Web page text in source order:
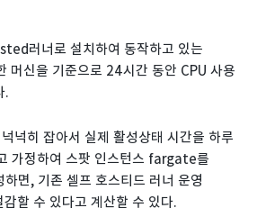
러너로 설치하여 동작하고 있는
머신을 기준으로 24시간 동안 CPU 사용
.
넉히 잡아서 실제 활성상태 시간을 하루
가정하여 스팟 인스턴스 fargate를
면, 기존 셀프 호스티드 러너 운영
할 수 있다고 계산할 수 있다.